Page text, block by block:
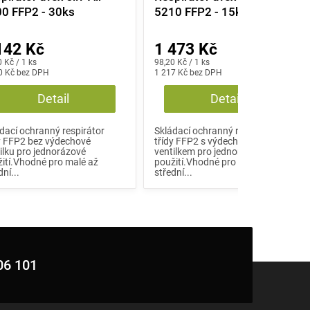
FFP2 - 30ks
Kč bez DPH
Kč
Kč / 1 ks
Detail
ochranný respirátor
bez výdechové
pro jednorázové
pro malé až
5210 FFP2 - 15ks
1 217 Kč bez DPH
1 473 Kč
Měrná
cena:
98,20 Kč / 1 ks
Detail
Skládací ochranný respirátor
třídy FFP2 s výdechovým
ventilkem pro jednorázové
použití.Vhodné pro menší až
střední...
101